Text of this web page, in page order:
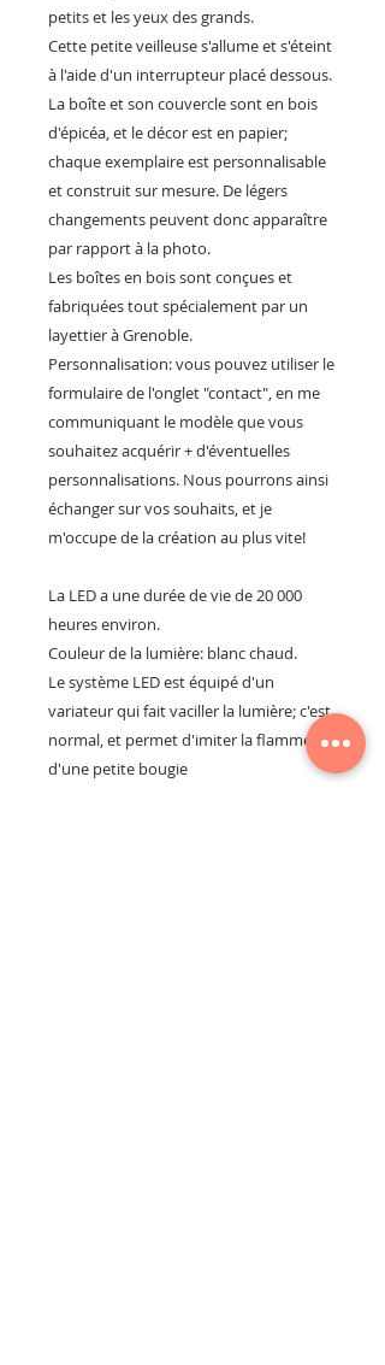
petits et les yeux des grands.
Cette petite veilleuse s'allume et s'éteint
à l'aide d'un interrupteur placé dessous.
La boîte et son couvercle sont en bois
d'épicéa, et le décor est en papier;
chaque exemplaire est personnalisable
et construit sur mesure. De légers
changements peuvent donc apparaître
par rapport à la photo.
Les boîtes en bois sont conçues et
fabriquées tout spécialement par un
layettier à Grenoble.
Personnalisation: vous pouvez utiliser le
formulaire de l'onglet "contact", en me
communiquant le modèle que vous
souhaitez acquérir + d'éventuelles
personnalisations. Nous pourrons ainsi
échanger sur vos souhaits, et je
m'occupe de la création au plus vite!
La LED a une durée de vie de 20 000
heures environ.
Couleur de la lumière: blanc chaud.
Le système LED est équipé d'un
variateur qui fait vaciller la lumière; c'est
normal, et permet d'imiter la flamme
d'une petite bougie